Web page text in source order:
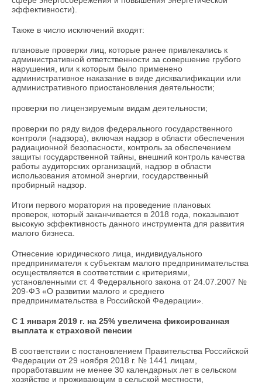
эффективности).
Также в число исключений входят:
плановые проверки лиц, которые ранее привлекались к
административной ответственности за совершение грубого
нарушения, или к которым было применено
административное наказание в виде дисквалификации или
административного приостановления деятельности;
проверки по лицензируемым видам деятельности;
проверки по ряду видов федерального государственного
контроля (надзора), включая надзор в области обеспечения
радиационной безопасности, контроль за обеспечением
защиты государственной тайны, внешний контроль качества
работы аудиторских организаций, надзор в области
использования атомной энергии, государственный
пробирный надзор.
Итоги первого моратория на проведение плановых
проверок, который заканчивается в 2018 года, показывают
высокую эффективность данного инструмента для развития
малого бизнеса.
Отнесение юридического лица, индивидуального
предпринимателя к субъектам малого предпринимательства
осуществляется в соответствии с критериями,
установленными ст. 4 Федерального закона от 24.07.2007 №
209-ФЗ «О развитии малого и среднего
предпринимательства в Российской Федерации».
С 1 января 2019 г. на 25% увеличена фиксированная
выплата к страховой пенсии
В соответствии с постановлением Правительства Российской
Федерации от 29 ноября 2018 г. № 1441 лицам,
проработавшим не менее 30 календарных лет в сельском
хозяйстве и проживающим в сельской местности,